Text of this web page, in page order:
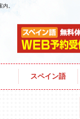
。
スペイン語
TOEIC IPテスト 2014/5/13（